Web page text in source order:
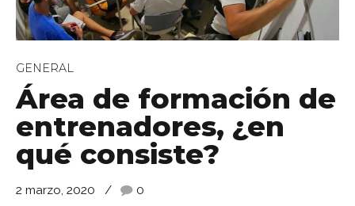
GENERAL
Área de formación de
entrenadores, ¿en
qué consiste?
2 marzo, 2020 0